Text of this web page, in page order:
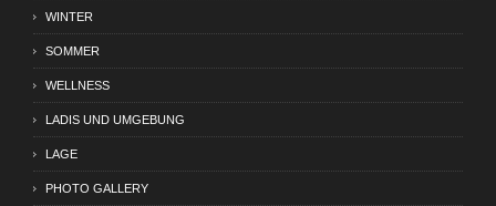
WINTER
SOMMER
WELLNESS
LADIS UND UMGEBUNG
LAGE
PHOTO GALLERY